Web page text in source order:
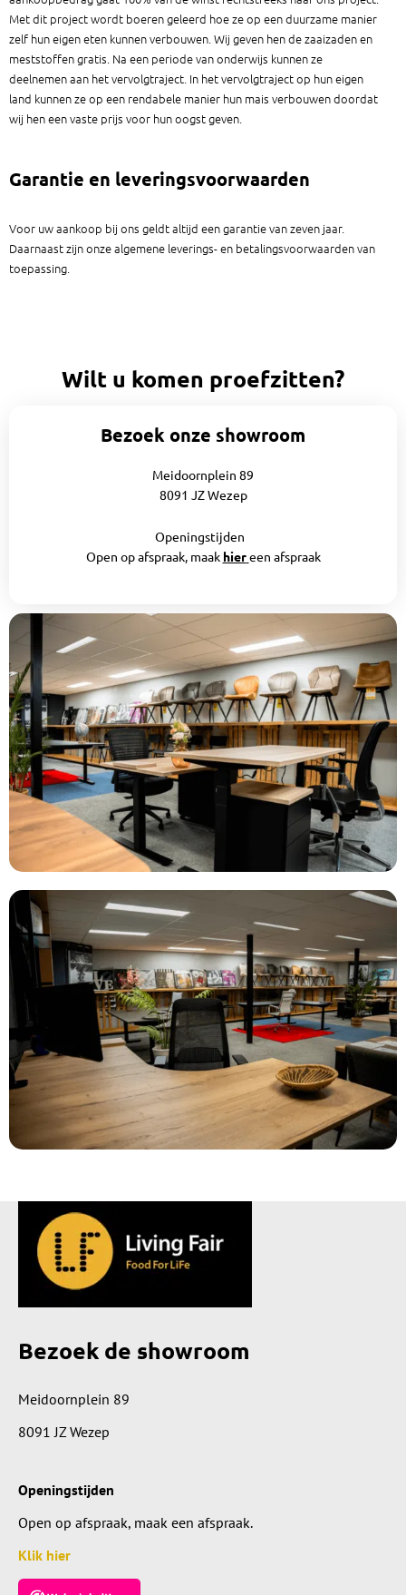
Met dit project wordt boeren geleerd hoe ze op een duurzame manier
zelf hun eigen eten kunnen verbouwen. Wij geven hen de zaaizaden en
meststoffen gratis. Na een periode van onderwijs kunnen ze
deelnemen aan het vervolgtraject. In het vervolgtraject op hun eigen
land kunnen ze op een rendabele manier hun mais verbouwen doordat
wij hen een vaste prijs voor hun oogst geven.
Garantie en leveringsvoorwaarden
Voor uw aankoop bij ons geldt altijd een garantie van zeven jaar.
Daarnaast zijn onze algemene leverings- en betalingsvoorwaarden van
toepassing.
Wilt u komen proefzitten?
Bezoek onze showroom
Meidoornplein 89
8091 JZ Wezep
Openingstijden
Open op afspraak, maak hiereen afspraak
Bezoek de showroom
Meidoornplein 89
8091 JZ Wezep
Openingstijden
Open op afspraak, maak een afspraak.
Klik hier